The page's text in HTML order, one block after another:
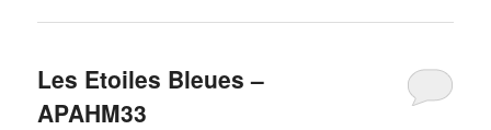
Les Etoiles Bleues –
APAHM33